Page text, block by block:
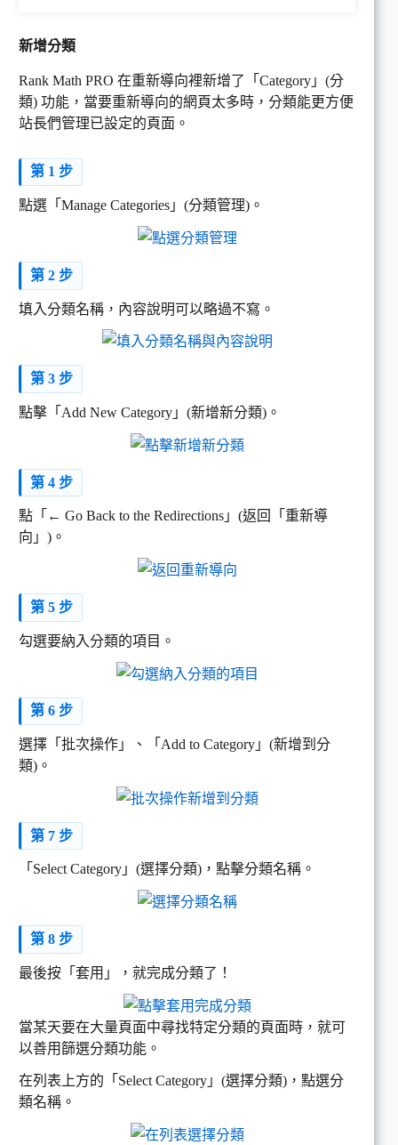
新增分類
Rank Math PRO 在重新導向裡新增了「Category」(分
類) 功能，當要重新導向的網頁太多時，分類能更方便
站長們管理已設定的頁面。
第 1 步
點選「Manage Categories」(分類管理)。
第 2 步
填入分類名稱，內容說明可以略過不寫。
第 3 步
點擊「Add New Category」(新增新分類)。
第 4 步
點「← Go Back to the Redirections」(返回「重新導
向」)。
第 5 步
勾選要納入分類的項目。
第 6 步
選擇「批次操作」、「Add to Category」(新增到分
類)。
第 7 步
「Select Category」(選擇分類)，點擊分類名稱。
第 8 步
最後按「套用」，就完成分類了！
當某天要在大量頁面中尋找特定分類的頁面時，就可
以善用篩選分類功能。
在列表上方的「Select Category」(選擇分類)，點選分
類名稱。